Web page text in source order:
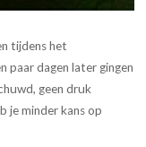
tijdens het
paar dagen later gingen
geen druk
je minder kans op